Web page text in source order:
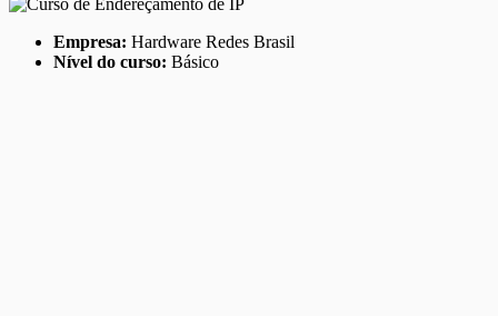
Empresa: Hardware Redes Brasil
Nível do curso: Básico